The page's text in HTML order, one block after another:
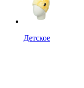
Детское